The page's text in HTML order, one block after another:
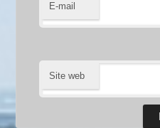
E-mail
Site web